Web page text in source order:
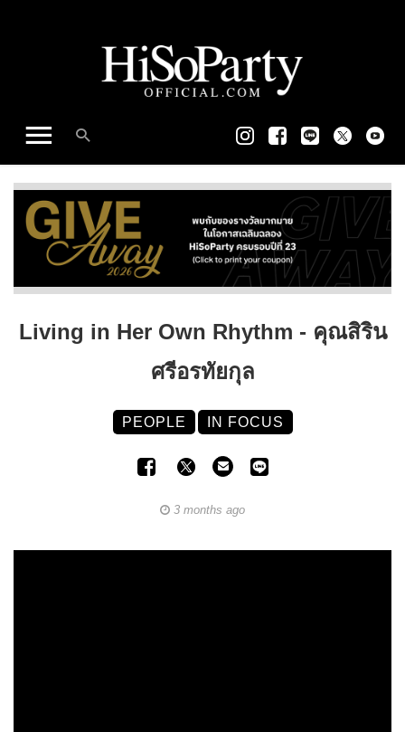
Living in Her Own Rhythm - คุณสิริน
ศรีอรทัยกุล
PEOPLE IN FOCUS
3 months ago